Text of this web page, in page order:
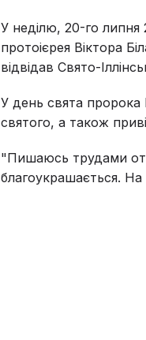
У неділю, 20-го липня
протоієрея Віктора
відвідав Свято-
У день свята пророка
святого, а також
"Пишаюсь трудами
благоукрашається. На